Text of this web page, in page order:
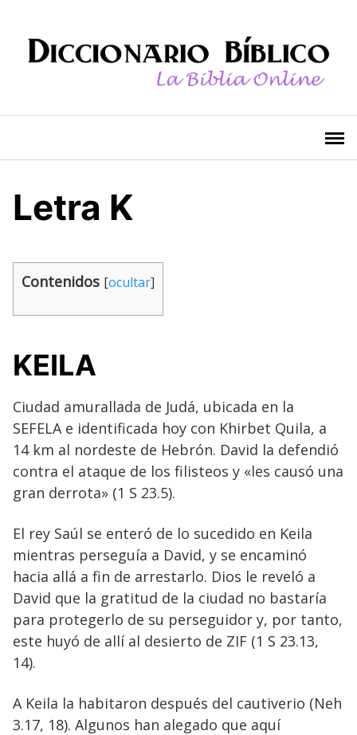
contenido
Letra K
Contenidos [ocultar]
KEILA
Ciudad amurallada de Judá, ubicada en la
SEFELA e identificada hoy con Khirbet Quila, a
14 km al nordeste de Hebrón. David la defendió
contra el ataque de los filisteos y «les causó una
gran derrota» (1 S 23.5).
El rey Saúl se enteró de lo sucedido en Keila
mientras perseguía a David, y se encaminó
hacia allá a fin de arrestarlo. Dios le reveló a
David que la gratitud de la ciudad no bastaría
para protegerlo de su perseguidor y, por tanto,
este huyó de allí al desierto de ZIF (1 S 23.13,
14).
A Keila la habitaron después del cautiverio (Neh
3.17, 18). Algunos han alegado que aquí